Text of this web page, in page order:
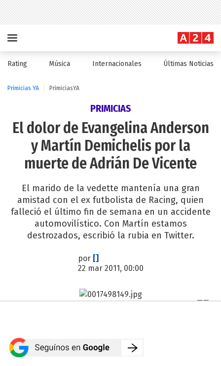
Rating Música Internacionales Últimas Noticias
Primicias YA PrimiciasYA
PRIMICIAS
El dolor de Evangelina Anderson
y Martín Demichelis por la
muerte de Adrián De Vicente
El marido de la vedette mantenía una gran
amistad con el ex futbolista de Racing, quien
falleció el último fin de semana en un accidente
automovilístico. Con Martín estamos
destrozados, escribió la rubia en Twitter.
por []
22 mar 2011, 00:00